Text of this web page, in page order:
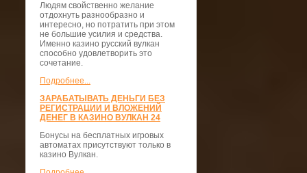
Людям свойственно желание
отдохнуть разнообразно и
интересно, но потратить при этом
не большие усилия и средства.
Именно казино русский вулкан
способно удовлетворить это
сочетание.
Подробнее...
ЗАРАБАТЫВАТЬ ДЕНЬГИ БЕЗ
РЕГИСТРАЦИИ И ВЛОЖЕНИЙ
ДЕНЕГ В КАЗИНО ВУЛКАН 24
Бонусы на бесплатных игровых
автоматах присутствуют только в
казино Вулкан.